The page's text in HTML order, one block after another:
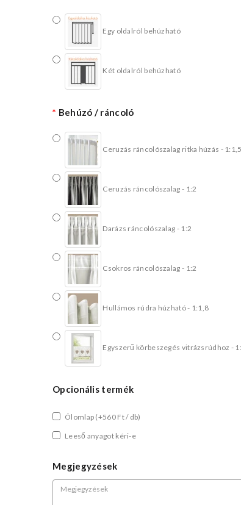
Egy oldalról behúzható
Két oldalról behúzható
Behúzó / ráncoló
Ceruzás ráncolószalag ritka húzás - 1:1,5
Ceruzás ráncolószalag - 1:2
Darázs ráncolószalag - 1:2
Csokros ráncolószalag - 1:2
Hullámos rúdra húzható - 1:1,8
Egyszerű körbeszegés vitrázsrúdhoz -
Opcionális termék
Ólomlap (+560 Ft / db)
Leeső anyagot kéri-e
Megjegyzések